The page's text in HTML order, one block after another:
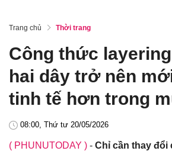
Trang chủ Thời trang
Công thức
hai dây trở nên
tinh tế hơn trong
08:00, Thứ tư 20/05/2026
( PHUNUTODAY ) - Chỉ cần thay đổi